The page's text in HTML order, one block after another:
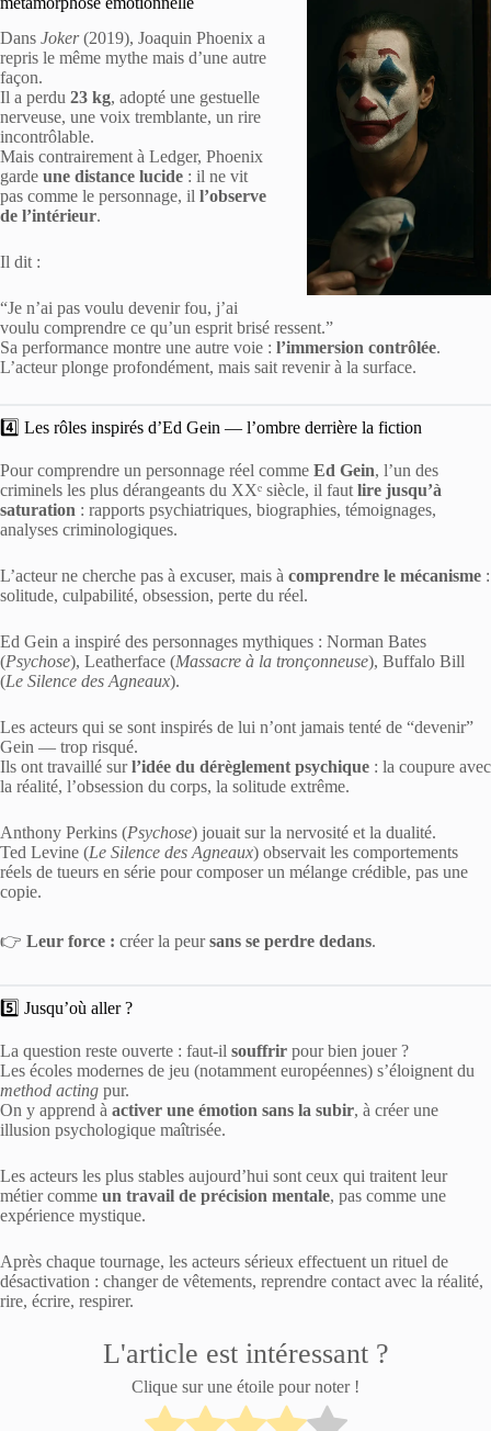
Dans Joker(2019), Joaquin Phoenix a
repris le même mythe mais d’une autre
façon.
Il a perdu 23 kg, adopté une gestuelle
nerveuse, une voix tremblante, un rire
incontrôlable.
Mais contrairement à Ledger, Phoenix
garde une distance lucide : il ne vit
pas comme le personnage, il l’observe
de l’intérieur.
Il dit :
“Je n’ai pas voulu devenir fou, j’ai
voulu comprendre ce qu’un esprit brisé ressent.”
Sa performance montre une autre voie : l’immersion contrôlée.
L’acteur plonge profondément, mais sait revenir à la surface.
4️⃣ Les rôles inspirés d’Ed Gein — l’ombre derrière la fiction
Pour comprendre un personnage réel comme Ed Gein, l’un des
criminels les plus dérangeants du XXᵉ siècle, il faut lire jusqu’à
saturation : rapports psychiatriques, biographies, témoignages,
analyses criminologiques.
L’acteur ne cherche pas à excuser, mais à comprendre le mécanisme :
solitude, culpabilité, obsession, perte du réel.
Ed Gein a inspiré des personnages mythiques : Norman Bates
(Psychose), Leatherface (Massacre à la tronçonneuse), Buffalo Bill
(Le Silence des Agneaux).
Les acteurs qui se sont inspirés de lui n’ont jamais tenté de “devenir”
Gein — trop risqué.
Ils ont travaillé surl’idée du dérèglement psychique : la coupure avec
la réalité, l’obsession du corps, la solitude extrême.
Anthony Perkins (Psychose) jouait sur la nervosité et la dualité.
Ted Levine (Le Silence des Agneaux) observait les comportements
réels de tueurs en série pour composer un mélange crédible, pas une
copie.
👉 Leur force : créer la peursans se perdre dedans.
5️⃣ Jusqu’où aller ?
La question reste ouverte : faut-il souffrir pour bien jouer ?
Les écoles modernes de jeu (notamment européennes) s’éloignent du
method acting pur.
On y apprend à activer une émotion sans la subir, à créer une
illusion psychologique maîtrisée.
Les acteurs les plus stables aujourd’hui sont ceux qui traitent leur
métier comme un travail de précision mentale, pas comme une
expérience mystique.
Après chaque tournage, les acteurs sérieux effectuent un rituel de
désactivation : changer de vêtements, reprendre contact avec la réalité,
rire, écrire, respirer.
L'article est intéressant ?
Clique sur une étoile pour noter !